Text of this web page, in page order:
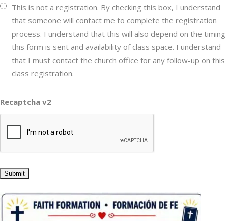
This is not a registration. By checking this box, I understand
that someone will contact me to complete the registration
process. I understand that this will also depend on the timing
this form is sent and availability of class space. I understand
that I must contact the church office for any follow-up on this
class registration.
Recaptcha v2